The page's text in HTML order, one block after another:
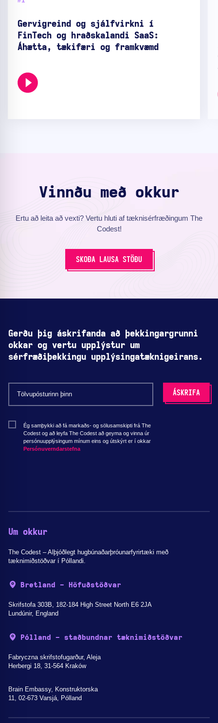
Gervigreind og sjálfvirkni í
FinTech og hraðskalandi SaaS:
Áhætta, tækifæri og framkvæmd
Vinnðu með okkur
Ertu að leita að vexti? Vertu hluti af tæknisérfræðingum The
Codest!
SKOÐA LAUSA STÖÐU
Gerðu þig áskrifanda að þekkingargrunni
okkar og vertu upplýstur um
sérfræðiþekkingu upplýsingatæknigeirans.
Ég samþykki að fá markaðs- og sölusamskipti frá The
Codest og að leyfa The Codest að geyma og vinna úr
persónuupplýsingum mínum eins og útskýrt er í okkar
Persónuverndarstefna
Um okkur
The Codest – Alþjóðlegt hugbúnaðarþróunarfyrirtæki með
tæknimiðstöðvar í Póllandi.
Bretland - Höfuðstöðvar
Skrifstofa 303B, 182-184 High Street North E6 2JA
Lundúnir, England
Pólland - staðbundnar tæknimiðstöðvar
Fabryczna skrifstofugarður, Aleja
Herbergi 18, 31-564 Kraków
Brain Embassy, Konstruktorska
11, 02-673 Varsjá, Pólland